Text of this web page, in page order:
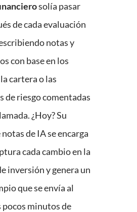
solía pasar
de cada evaluación
notas y
con base en los
cartera o las
de riesgo comentadas
¿Hoy? Su
de IA se encarga
cada cambio en la
inversión y genera un
que se envía al
pocos minutos de